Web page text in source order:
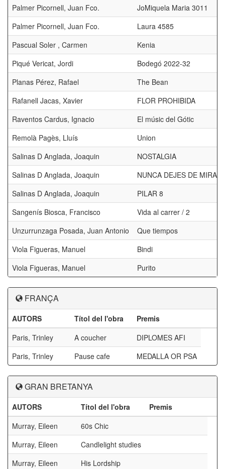
Palmer Picornell, Juan Fco.
JoMiquela Maria 3011
Palmer Picornell, Juan Fco.
Laura 4585
Pascual Soler , Carmen
Kenia
Piqué Vericat, Jordi
Bodegó 2022-32
Planas Pérez, Rafael
The Bean
Rafanell Jacas, Xavier
FLOR PROHIBIDA
Raventos Cardus, Ignacio
El músic del Gótic
Remolà Pagès, Lluís
Union
Salinas D Anglada, Joaquin
NOSTALGIA
Salinas D Anglada, Joaquin
NUNCA DEJES DE
Salinas D Anglada, Joaquin
PILAR 8
Sangenís Biosca, Francisco
Vida al carrer / 2
Unzurrunzaga Posada, Juan Antonio
Que tiempos
Viola Figueras, Manuel
Bindi
Viola Figueras, Manuel
Purito
FRANÇA
AUTORS Títol del l'obra
Premis
Paris, Trinley
A coucher
DIPLOMES AFI
Paris, Trinley
Pause cafe MEDALLA OR PSA
GRAN BRETANYA
AUTORS Títol del l'obra
Premis
Murray, Eileen
60s Chic
Murray, Eileen
Candlelight studies
Murray, Eileen
His Lordship